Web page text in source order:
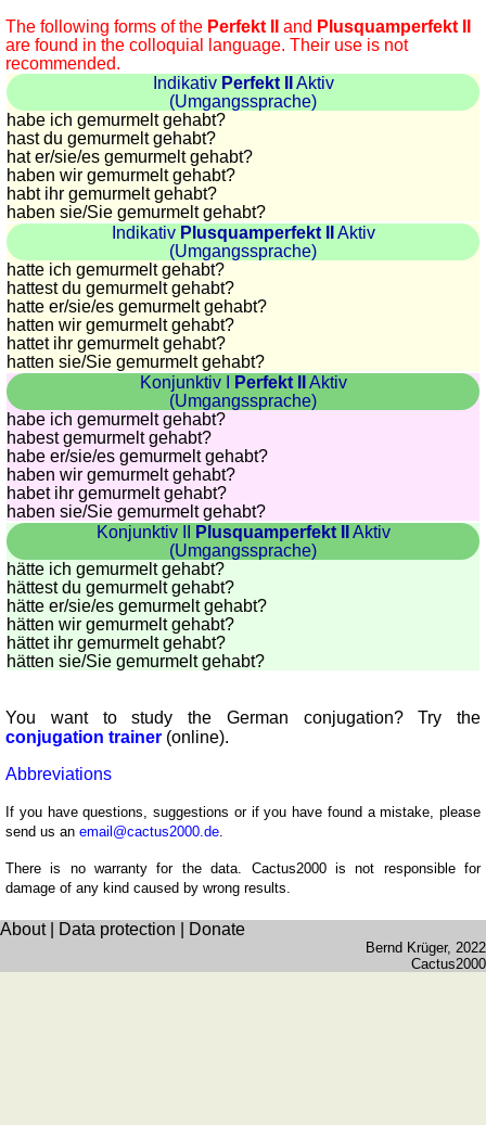
The following forms of the Perfekt II and Plusquamperfekt II
are found in the colloquial language. Their use is not
recommended.
Indikativ Perfekt II
Aktiv
(Umgangssprache)
habe ich gemurmelt gehabt?
hast du gemurmelt gehabt?
hater/sie/es gemurmelt gehabt?
haben wir gemurmelt gehabt?
habt ihr gemurmelt gehabt?
haben sie/Sie gemurmelt gehabt?
Indikativ Plusquamperfekt II
Aktiv
(Umgangssprache)
hatte ich gemurmelt gehabt?
hattest du gemurmelt gehabt?
hatte er/sie/es gemurmelt gehabt?
hatten wir gemurmelt gehabt?
hattet ihr gemurmelt gehabt?
hatten sie/Sie gemurmelt gehabt?
Konjunktiv I
Perfekt II
Aktiv
(Umgangssprache)
habe ich gemurmelt gehabt?
habest gemurmelt gehabt?
habe er/sie/es gemurmelt gehabt?
haben wir gemurmelt gehabt?
habet ihr gemurmelt gehabt?
haben sie/Sie gemurmelt gehabt?
Konjunktiv II
Plusquamperfekt II
Aktiv
(Umgangssprache)
hätte ich gemurmelt gehabt?
hättest du gemurmelt gehabt?
hätte er/sie/es gemurmelt gehabt?
hätten wir gemurmelt gehabt?
hättet ihr gemurmelt gehabt?
hätten sie/Sie gemurmelt gehabt?
You want to study the German conjugation? Try the
conjugation trainer (online).
Abbreviations
If you have questions, suggestions or if you have found a mistake, please
send us an email@cactus2000.de.
There is no warranty for the data. Cactus2000 is not responsible for
damage of any kind caused by wrong results.
About| Data protection Donate
Bernd Krüger, 2022
Cactus2000